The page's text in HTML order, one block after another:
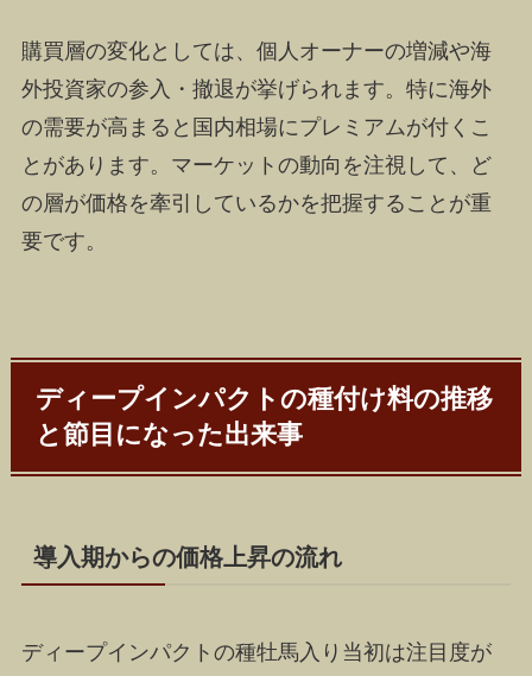
購買層の変化としては、個人オーナーの増減や海
外投資家の参入・撤退が挙げられます。特に海外
の需要が高まると国内相場にプレミアムが付くこ
とがあります。マーケットの動向を注視して、ど
の層が価格を牽引しているかを把握することが重
要です。
ディープインパクトの種付け料の推移
と節目になった出来事
導入期からの価格上昇の流れ
ディープインパクトの種牡馬入り当初は注目度が